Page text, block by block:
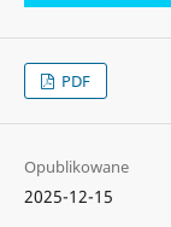
PDF
Opublikowane
2025-12-15